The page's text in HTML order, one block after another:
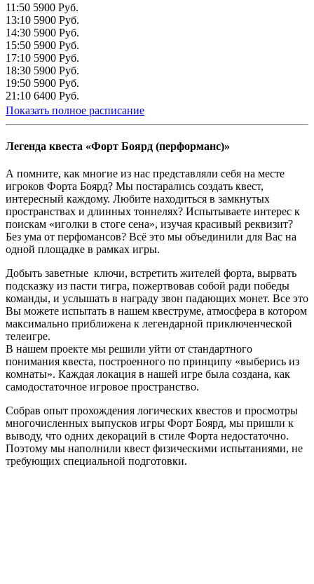
11:50 5900 Руб.
13:10 5900 Руб.
14:30 5900 Руб.
15:50 5900 Руб.
17:10 5900 Руб.
18:30 5900 Руб.
19:50 5900 Руб.
21:10 6400 Руб.
Показать полное расписание
Легенда квеста «Форт Боярд (перформанс)»
А помните, как многие из нас представляли себя на месте
игроков Форта Боярд? Мы постарались создать квест,
интересный каждому. Любите находиться в замкнутых
пространствах и длинных тоннелях? Испытываете интерес к
поискам «иголки в стоге сена», изучая красивый реквизит?
Без ума от перфомансов? Всё это мы объединили для Вас на
одной площадке в рамках игры.
Добыть заветные ключи, встретить жителей форта, вырвать
подсказку из пасти тигра, пожертвовав собой ради победы
команды, и услышать в награду звон падающих монет. Все это
Вы можете испытать в нашем квеструме, атмосфера в котором
максимально приближена к легендарной приключенческой
телеигре.
В нашем проекте мы решили уйти от стандартного
понимания квеста, построенного по принципу «выберись из
комнаты». Каждая локация в нашей игре была создана, как
самодостаточное игровое пространство.
Собрав опыт прохождения логических квестов и просмотры
многочисленных выпусков игры Форт Боярд, мы пришли к
выводу, что одних декораций в стиле Форта недостаточно.
Поэтому мы наполнили квест физическими испытаниями, не
требующих специальной подготовки.